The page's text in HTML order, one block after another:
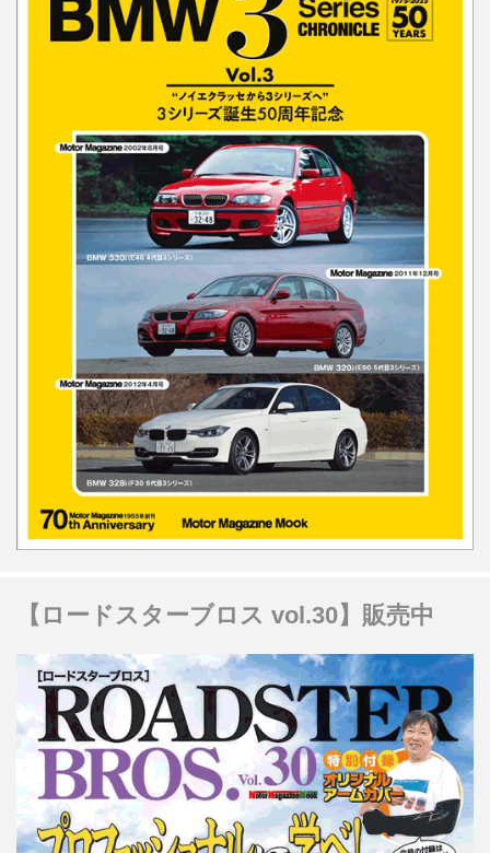
【ロードスターブロス vol.30】販売中